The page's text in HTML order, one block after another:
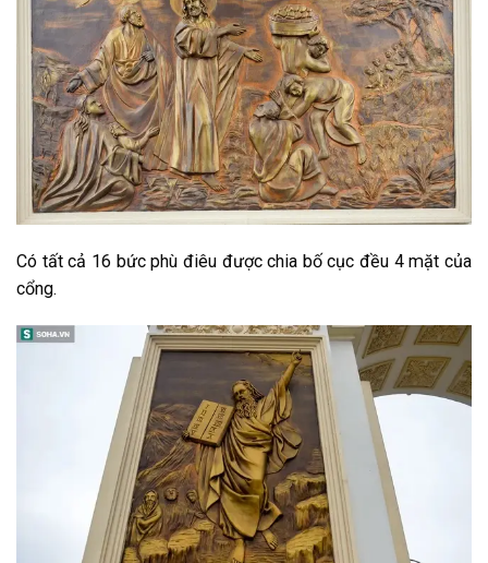
Có tất cả 16 bức phù điêu được chia bố cục đều 4 mặt của
cổng.